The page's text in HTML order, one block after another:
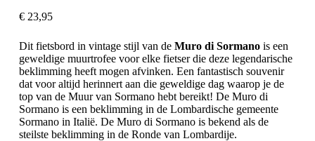
€23,95
Dit fietsbord in vintage stijl van de Muro di Sormanois een
geweldige muurtrofee voor elke fietser die deze legendarische
beklimming heeft mogen afvinken. Een fantastisch souvenir
dat voor altijd herinnert aan die geweldige dag waarop je de
top van de Muur van Sormano hebt bereikt! De Muro di
Sormano is een beklimming in de Lombardische gemeente
Sormano in Italië. De Muro di Sormano is bekend als de
steilste beklimming in de Ronde van Lombardije.